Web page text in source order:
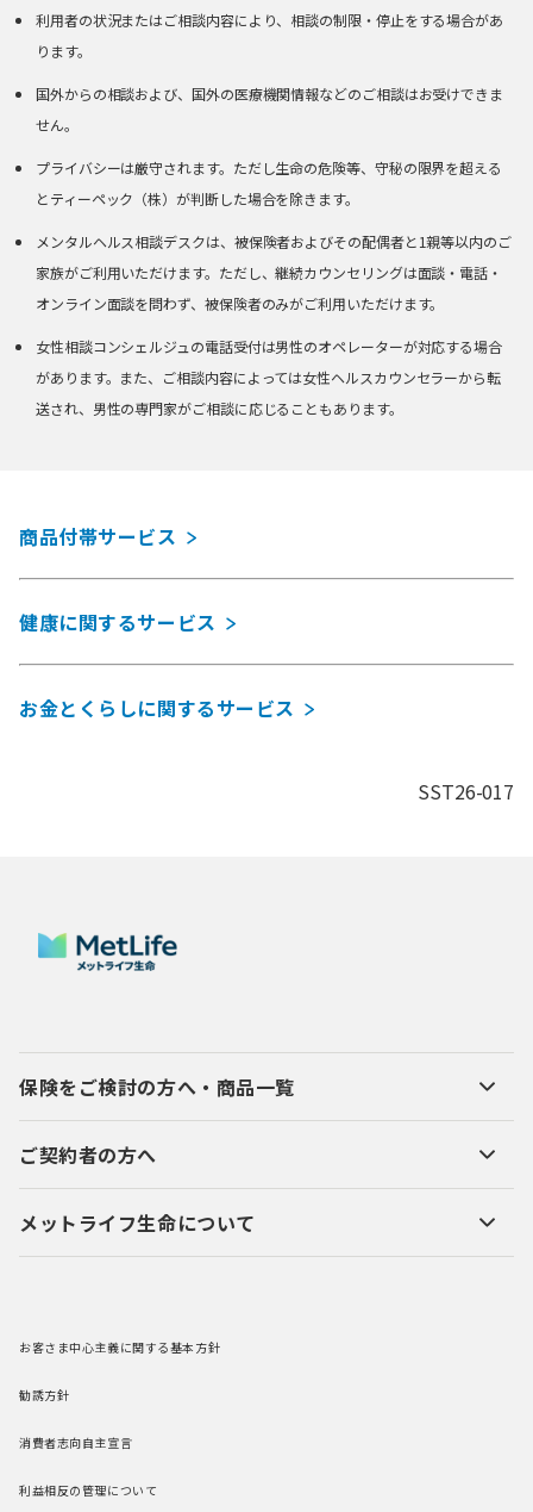
利用者の状況またはご相談内容により、相談の制限・停止をする場合があ
ります。
国外からの相談および、国外の医療機関情報などのご相談はお受けできま
せん。
プライバシーは厳守されます。ただし生命の危険等、守秘の限界を超える
とティーペック（株）が判断した場合を除きます。
メンタルヘルス相談デスクは、被保険者およびその配偶者と1親等以内のご
家族がご利用いただけます。ただし、継続カウンセリングは面談・電話・
オンライン面談を問わず、被保険者のみがご利用いただけます。
女性相談コンシェルジュの電話受付は男性のオペレーターが対応する場合
があります。また、ご相談内容によっては女性ヘルスカウンセラーから転
送され、男性の専門家がご相談に応じることもあります。
商品付帯サービス
健康に関するサービス
お金とくらしに関するサービス
SST26-017
保険をご検討の方へ・商品一覧
ご契約者の方へ
メットライフ生命について
お客さま中心主義に関する基本方針
勧誘方針
消費者志向自主宣言
利益相反の管理について